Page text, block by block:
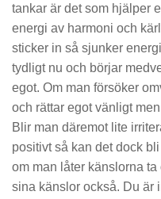
tankar är det som hjälper
energi av harmoni och
sticker in så sjunker
tydligt nu och börjar
egot. Om man försöker
och rättar egot vänligt
Blir man däremot lite
positivt så kan det dock
om man låter känslorna
sina känslor också. Du är